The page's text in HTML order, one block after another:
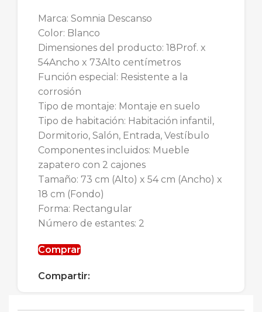
Marca: Somnia Descanso
Color: Blanco
Dimensiones del producto: 18Prof. x
54Ancho x 73Alto centímetros
Función especial: Resistente a la
corrosión
Tipo de montaje: Montaje en suelo
Tipo de habitación: Habitación infantil,
Dormitorio, Salón, Entrada, Vestíbulo
Componentes incluidos: Mueble
zapatero con 2 cajones
Tamaño: 73 cm (Alto) x 54 cm (Ancho) x
18 cm (Fondo)
Forma: Rectangular
Número de estantes: 2
Comprar
Compartir: